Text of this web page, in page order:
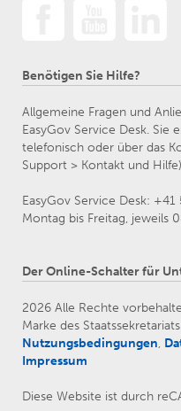
Benötigen Sie Hilfe?
Allgemeine Fragen und
EasyGov Service Desk. Sie
telefonisch oder über das
Support > Kontakt und
EasyGov Service Desk:
Montag bis Freitag, jeweils
Der Online-Schalter für
2026 Alle Rechte
Marke des
Nutzungsbedingungen,
Impressum
Diese Website ist durch